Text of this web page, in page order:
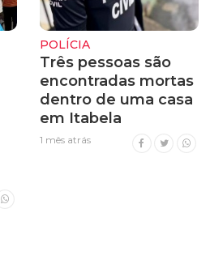
POLÍCIA
Três pessoas são
encontradas mortas
dentro de uma casa
em Itabela
1 mês atrás